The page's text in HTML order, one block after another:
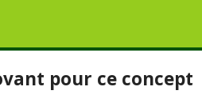
pour ce concept